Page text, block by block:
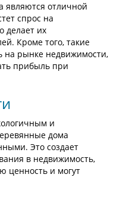
являются отличной
спрос на
делает их
Кроме того, такие
на рынке недвижимости,
прибыль при
и
дома
Это создает
в недвижимость,
ценность и могут